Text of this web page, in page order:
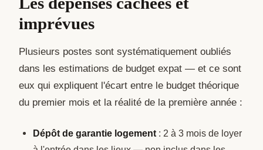
imprévues
Plusieurs postes sont systématiquement oubliés
dans les estimations de budget expat — et ce sont
eux qui expliquent l'écart entre le budget théorique
du premier mois et la réalité de la première année :
Dépôt de garantie logement : 2 à 3 mois de loyer